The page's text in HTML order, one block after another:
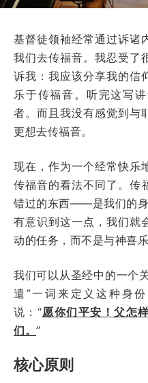
基督徒领袖经常通过诉诸
我们去传福音。我忍受了
诉我：我应该分享我的信
乐于传福音。听完这写
者。而且我没有感觉到与
更想去传福音。
现在，作为一个经常快乐
传福音的看法不同了。
错过的东西——是我们的
有意识到这一点，我们就
动的任务，而不是与神喜
我们可以从圣经中的一
遣”一词来定义这种身
说：“愿你们平安！父怎
们。 ”
核心原则